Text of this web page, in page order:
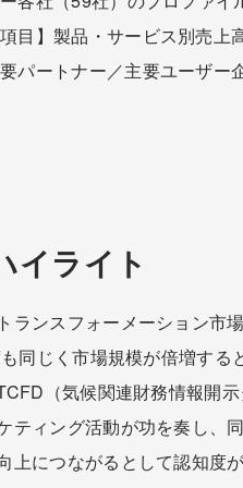
項目】製品・サービス別売
パートナー／主要ユーザ
イライト
ランスフォーメーション市
同じく市場規模が倍増す
（気候関連財務情報開
ティング活動が功を奏し、
上につながるとして認知度